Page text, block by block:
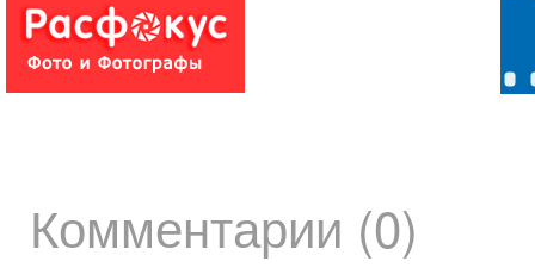
Комментарии (0)